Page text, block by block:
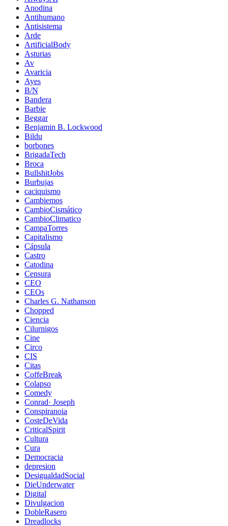
Anodina
Antihumano
Antisistema
Arde
ArtificialBody
Asturias
Av
Avaricia
Ayes
B/N
Bandera
Barbie
Beggar
Benjamin B. Lockwood
Bildu
borbones
BrigadaTech
Broca
BullshitJobs
Burbujas
caciquismo
Cambiemos
CambioCismático
CambioClimatico
CampaTorres
Capitalismo
Cápsula
Castro
Catodina
Censura
CEO
CEOs
Charles G. Nathanson
Chopped
Ciencia
Cilurnigos
Cine
Circo
CIS
Citas
CoffeBreak
Colapso
Comedy
Conrad· Joseph
Conspiranoia
CosteDeVida
CriticalSpirit
Cultura
Cura
Democracia
depresion
DesigualdadSocial
DieUnderwater
Digital
Divulgacion
DobleRasero
Dreadlocks